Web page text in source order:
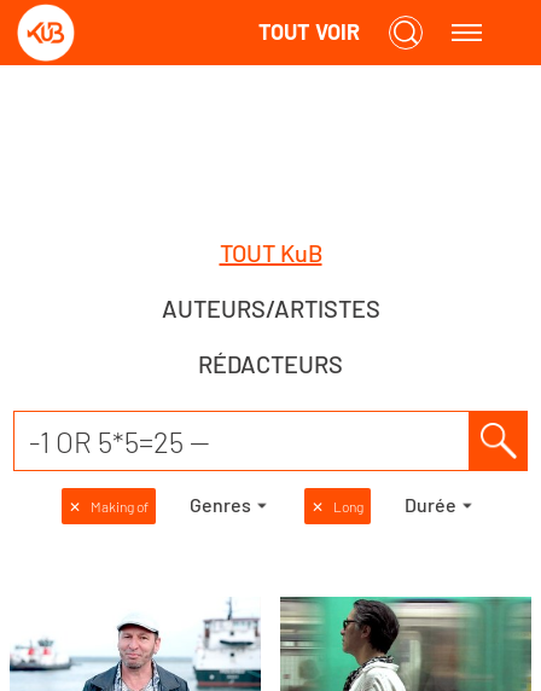
TOUT VOIR
TOUT KuB
AUTEURS/ARTISTES
RÉDACTEURS
✕ Making of Genres ✕ Long Durée